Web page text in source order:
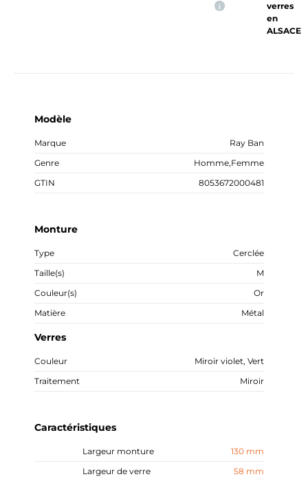
i
verres
en
ALSACE
Modèle
Marque
Ray Ban
Genre
Homme,Femme
GTIN
8053672000481
Monture
Type
Cerclée
Taille(s)
M
Couleur(s)
Or
Matière
Métal
Verres
Couleur
Miroir violet, Vert
Traitement
Miroir
Caractéristiques
Largeur monture
130 mm
Largeur de verre
58 mm